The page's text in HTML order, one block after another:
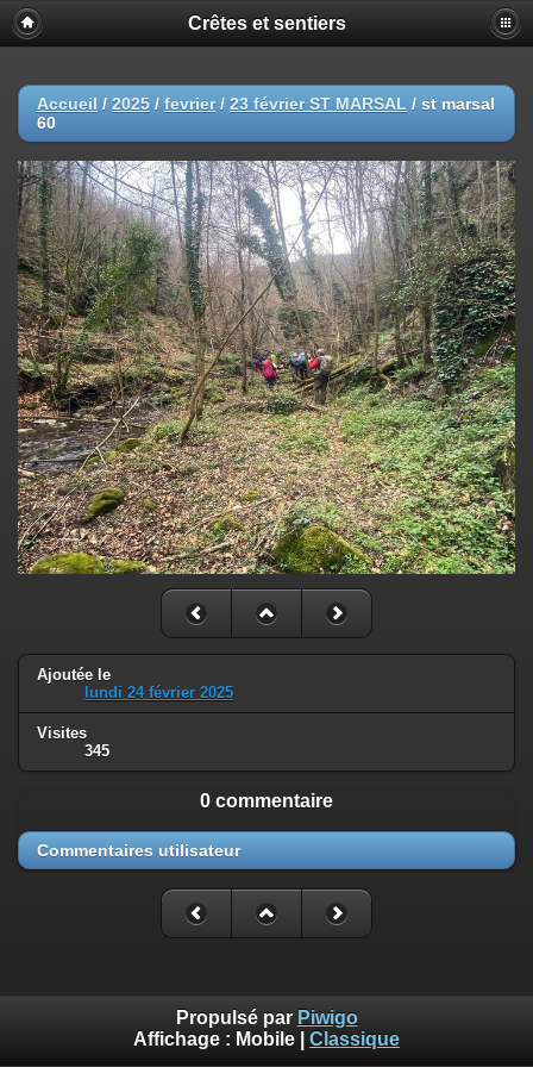
Crêtes et sentiers
Accueil / 2025 / fevrier/ 23 février ST MARSAL / st marsal
60
Ajoutée le
lundi 24 février 2025
Visites
345
0 commentaire
Commentaires utilisateur
Propulsé par Piwigo
Affichage : Mobile Classique